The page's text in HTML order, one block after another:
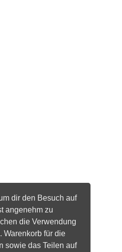
dir den Besuch auf
angenehm zu
die Verwendung
Warenkorb für die
sowie das Teilen auf